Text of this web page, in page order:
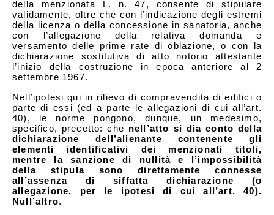
della menzionata L. n. 47, consente di stipulare
validamente, oltre che con l’indicazione degli estremi
della licenza o della concessione in sanatoria, anche
con l’allegazione della relativa domanda e
versamento delle prime rate di oblazione, o con la
dichiarazione sostitutiva di atto notorio attestante
l’inizio della costruzione in epoca anteriore al 2
settembre 1967.
Nell’ipotesi qui in rilievo di compravendita di edifici o
parte di essi (ed a parte le allegazioni di cui all’art.
40), le norme pongono, dunque, un medesimo,
specifico, precetto: che nell’atto si dia conto della
dichiarazione dell’alienante contenente gli
elementi identificativi dei menzionati titoli,
mentre la sanzione di nullità e l’impossibilità
della stipula sono direttamente connesse
all’assenza di siffatta dichiarazione (o
allegazione, per le ipotesi di cui all’art. 40).
Null’altro.